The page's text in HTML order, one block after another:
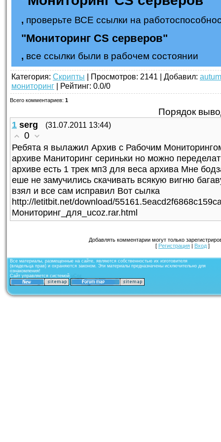
, проверьте ВСЕ ссылки на
"Мониторинг CS серверов"
, все ссылки были в рабочем состоянии
Категория: Скрипты | Просмотров: 2141 | Добавил:
мониторинг | Рейтинг: 0.0/0
Всего комментариев: 1
Порядок
1 serg (31.07.2011 13:44)
0
Ребята я вылажил Архив с Рабочим
архиве Маниторинг сериньки но можно
архиве есть 1 трек мп3 для веса архива Мне
еше не замучились скачивать всякую вигню
взял и все сам исправил Вот сылка
http://letitbit.net/download/
Мониторинг_для_ucoz.rar.html
Добавлять комментарии могут только
[ Регистрация | Вход ]
Все материалы, размещенные на сайте, являются собственностью их изготовителя
(владельца прав) и охраняются законом. Эти материалы предназначены исключительно для
ознакомления!
Сайт управляется системой